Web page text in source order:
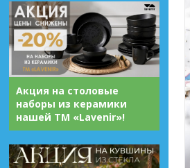
Акция на столовые
наборы из керамики
нашей ТМ «Lavenir»!